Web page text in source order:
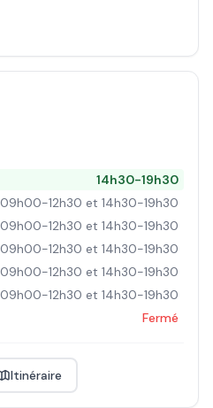
14h30-19h30
09h00-12h30 et 14h30-19h30
09h00-12h30 et 14h30-19h30
09h00-12h30 et 14h30-19h30
09h00-12h30 et 14h30-19h30
09h00-12h30 et 14h30-19h30
Fermé
Itinéraire